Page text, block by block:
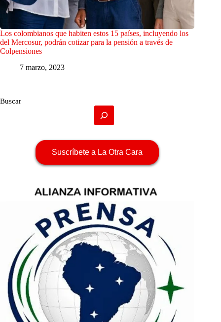
Los colombianos que habiten estos 15 países, incluyendo los
del Mercosur, podrán cotizar para la pensión a través de
Colpensiones
7 marzo, 2023
Buscar
Suscríbete a La Otra Cara